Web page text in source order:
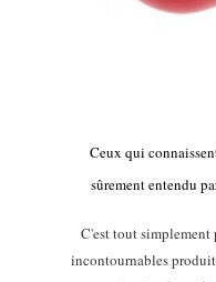
Ceux qui
sûrement entendu
C'est tout simplement
incontournables